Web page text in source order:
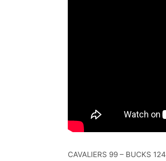
CAVALIERS 99 – BUCKS 124